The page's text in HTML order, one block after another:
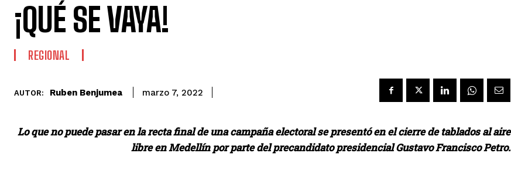
¡QUÉ SE VAYA!
REGIONAL
AUTOR: Ruben Benjumea marzo 7, 2022
Lo que no puede pasar en la recta final de una campaña electoral se presentó en el cierre de tablados al aire
libre en Medellín por parte del precandidato presidencial Gustavo Francisco Petro.